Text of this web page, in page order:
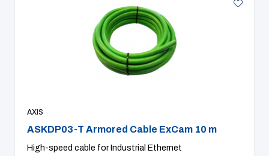
AXIS
ASKDP03-T Armored Cable ExCam 10 m
High-speed cable for Industrial Ethernet